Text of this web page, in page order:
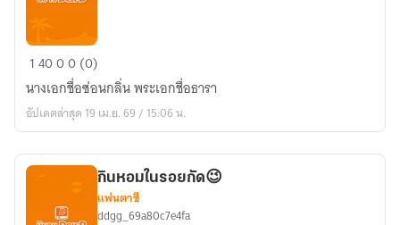
สัญญา
จาก
วัน
สู่
14000 (0)
นางเอกชื่อซ่อนกลิ่น พระเอกชื่อธารา
อัปเดตล่าสุด 19 เม.ย. 69 / 15:06 น.
กินหอมในรอยกัด😉
แฟนตาซี
ddgg_69a80c7e4fa